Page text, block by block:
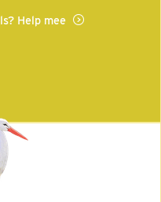
Help mee